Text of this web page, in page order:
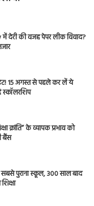
देरी की वजह पेपर लीक विवाद?
15 अगस्त से पहले कर लें ये
क्रांति” के व्यापक प्रभाव को
बैंस
पुराना स्कूल, 300 साल बाद